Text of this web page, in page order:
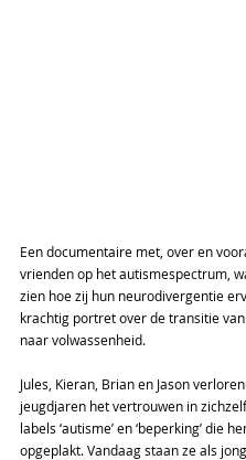
Een documentaire met, over en
vrienden op het autismespectrum,
zien hoe zij hun neurodivergentie
krachtig portret over de transitie
naar volwassenheid.
Jules, Kieran, Brian en Jason
jeugdjaren het vertrouwen in
labels ‘autisme’ en ‘beperking’ die
opgeplakt. Vandaag staan ze als